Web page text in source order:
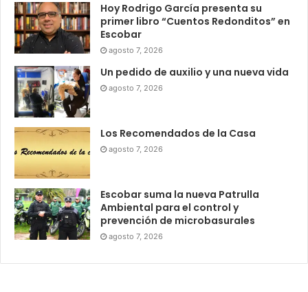
Hoy Rodrigo García presenta su
primer libro “Cuentos Redonditos” en
Escobar
agosto 7, 2026
Un pedido de auxilio y una nueva vida
agosto 7, 2026
Los Recomendados de la Casa
agosto 7, 2026
Escobar suma la nueva Patrulla
Ambiental para el control y
prevención de microbasurales
agosto 7, 2026